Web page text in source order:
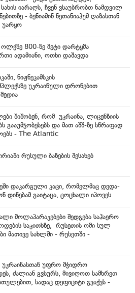
იარაღს, ჩვენ ვსაუბრობთ ნამდვილ
- ბენიამინ ნეთანიაჰუმ ღაზასთან
უარყო
800-ზე მეტი დარტყმა
ადამიანი, ოთხი დაშავდა
ნიჟნეკამსკის
უკრაინული დრონებით
შიშობენ, რომ უკრაინა, ლიცენზიის
გააუმჯობესებს და მათ აშშ-ზე სწრაფად
- The Atlantic
რუსული ბაზების შესახებ
დაკარგული კაცი, რომელმაც დედა-
დინებამ გაიტაცა, ცოცხალი იპოვეს
მოლაპარაკებები შედგება საჰაერო
საკითხზე, რუსეთის ომი სულ
მათივე სახლში - რუსეთში -
უკრაინასთან უფრო მჭიდრო
ძალიან გვსურს, მივიღოთ სამხრეთ
სადაც დეფიციტი გვაქვს -